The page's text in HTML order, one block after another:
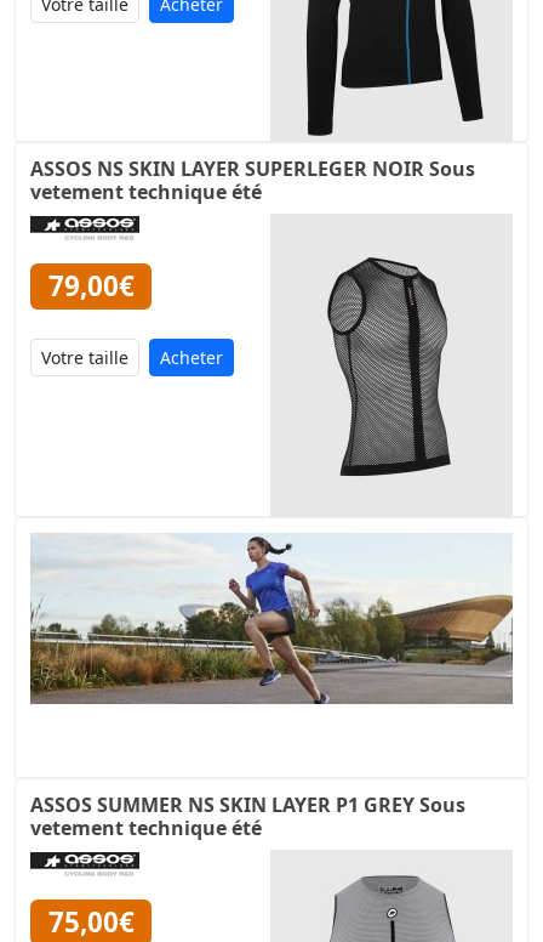
ASSOS NS SKIN LAYER SUPERLEGER NOIR Sous
vetement technique été
79,00€
Acheter
ASSOS SUMMER NS SKIN LAYER P1 GREY Sous
vetement technique été
75,00€